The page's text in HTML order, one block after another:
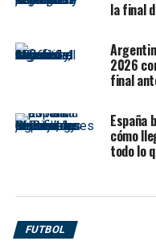
posicionaron muy
una señal del plan
y dominio territorial.
Declan Rice
A los 9 minutos llegó
centro atrás. La pelota
la final
2026
final
España
cómo
todo lo
FUTBOL